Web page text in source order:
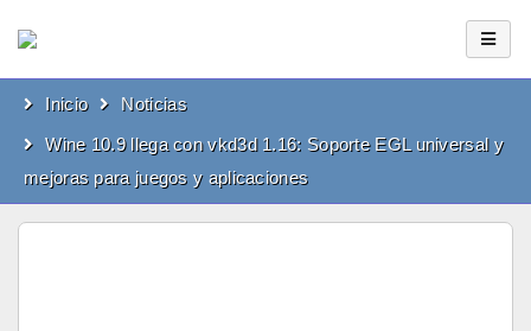
Inicio
Noticias
Wine 10.9 llega con vkd3d 1.16: Soporte EGL universal y
mejoras para juegos y aplicaciones